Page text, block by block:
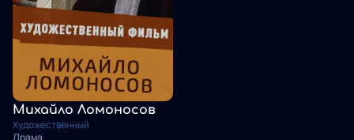
Михайло Ломоносов
Художественный
Драма